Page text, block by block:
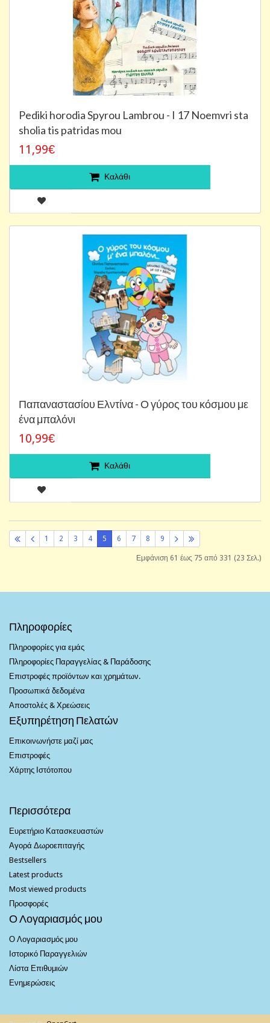
Pediki horodia Spyrou Lambrou - I 17 Noemvri sta
sholia tis patridas mou
11,99€
Καλάθι
Παπαναστασίου Ελντίνα - Ο γύρος του κόσμου με
ένα μπαλόνι
10,99€
Καλάθι
1 2 3 4 5 6 7 8 9
Εμφάνιση 61 έως 75 από 331 (23 Σελ.)
Πληροφορίες
Πληροφορίες για εμάς
Πληροφορίες Παραγγελίας & Παράδοσης
Επιστροφές προϊόντων και χρημάτων.
Προσωπικά δεδομένα
Αποστολές & Χρεώσεις
Εξυπηρέτηση Πελατών
Επικοινωνήστε μαζί μας
Επιστροφές
Χάρτης Ιστότοπου
Περισσότερα
Ευρετήριο Κατασκευαστών
Αγορά Δωροεπιταγής
Bestsellers
Latest products
Most viewed products
Προσφορές
Ο Λογαριασμός μου
Ο Λογαριασμός μου
Ιστορικό Παραγγελιών
Λίστα Επιθυμιών
Ενημερώσεις